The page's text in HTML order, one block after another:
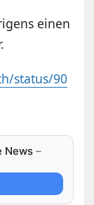
einen
status/90
News –